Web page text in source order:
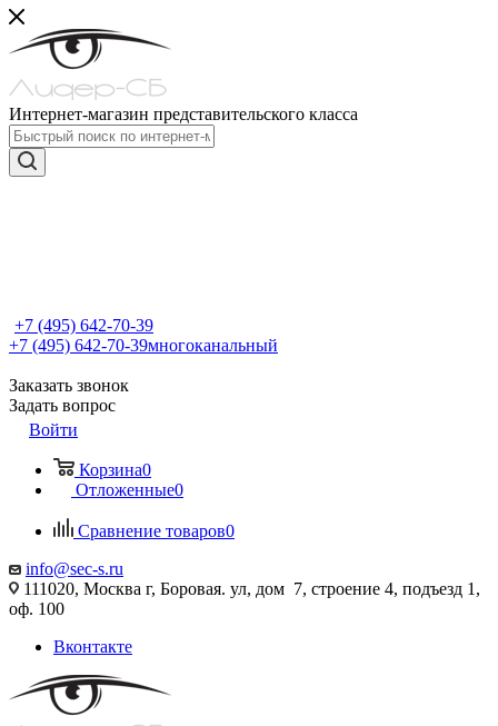
Интернет-магазин представительского класса
+7 (495) 642-70-39
+7 (495) 642-70-39многоканальный
Заказать звонок
Задать вопрос
Войти
Корзина0
Отложенные0
Сравнение товаров0
info@sec-s.ru
111020, Москва г, Боровая. ул, дом 7, строение 4, подъезд 1,
оф. 100
Вконтакте